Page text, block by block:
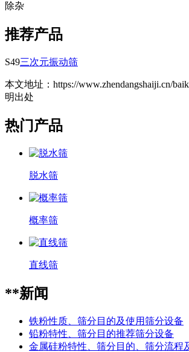
除杂
推荐产品
S49三次元振动筛
本文地址：https://www.zhendangshaiji.cn/
明出处
热门产品
脱水筛
概率筛
直线筛
**新闻
铁粉性质、筛分目的及使用筛分设备
铅粉特性、筛分目的推荐筛分设备
金属硅粉特性、筛分目的、筛分流程